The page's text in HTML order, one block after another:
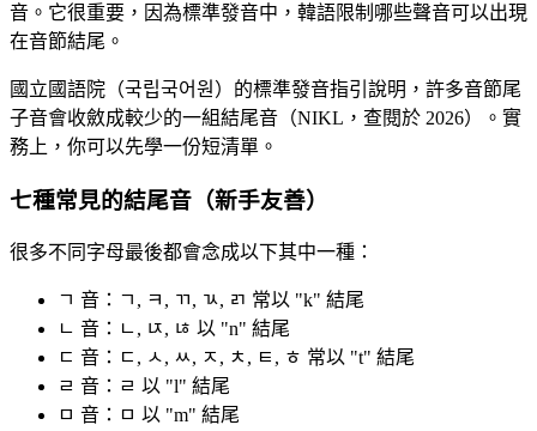
音。它很重要，因為標準發音中，韓語限制哪些聲音可以出現
在音節結尾。
國立國語院（국립국어원）的標準發音指引說明，許多音節尾
子音會收斂成較少的一組結尾音（NIKL，查閱於 2026）。實
務上，你可以先學一份短清單。
七種常見的結尾音（新手友善）
很多不同字母最後都會念成以下其中一種：
ㄱ 音：ㄱ, ㅋ, ㄲ, ㄳ, ㄺ 常以 "k" 結尾
ㄴ 音：ㄴ, ㄵ, ㄶ 以 "n" 結尾
ㄷ 音：ㄷ, ㅅ, ㅆ, ㅈ, ㅊ, ㅌ, ㅎ 常以 "t" 結尾
ㄹ 音：ㄹ 以 "l" 結尾
ㅁ 音：ㅁ 以 "m" 結尾